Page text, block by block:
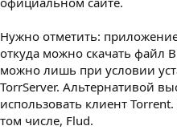
Нужно отметить:
откуда можно скачать файл
можно лишь при условии
TorrServer. Альтернативой
использовать клиент
том числе, Flud.